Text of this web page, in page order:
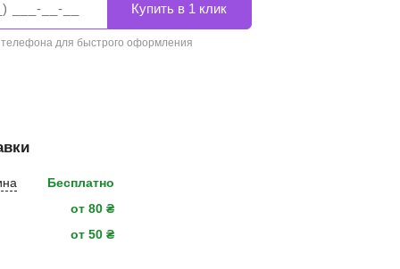
для быстрого оформления
Бесплатно
от 80 ₴
от 50 ₴